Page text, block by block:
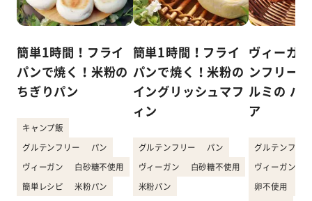
簡単1時間！フライ
パンで焼く！米粉の
ちぎりパン
キャンプ飯
グルテンフリー パン
ヴィーガン 白砂糖不使用
簡単レシピ 米粉パン
簡単1時間！フライ
パンで焼く！米粉の
イングリッシュマフ
ィン
グルテンフリー パン
ヴィーガン 白砂糖不使用
米粉パン
ヴィーガ
ンフリー
ルミの パ
ア
グルテンフリー
ヴィーガン
卵不使用